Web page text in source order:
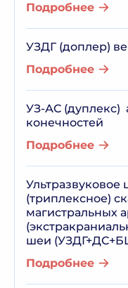
Подробнее
УЗДГ (доплер)
Подробнее
УЗ-АС (дуплекс)
конечностей
Подробнее
Ультразвуковое
(триплексное)
магистральных
шеи
Подробнее